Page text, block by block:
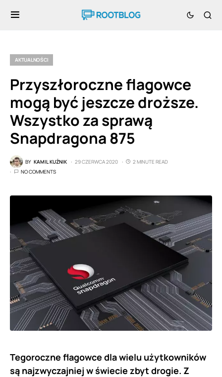
AKTUALNOŚCI
Przyszłoroczne flagowce
mogą być jeszcze droższe.
Wszystko za sprawą
Snapdragona 875
BY KAMIL KUŹNIK 29 CZERWCA 2020
2 MINUTE READ
NO COMMENTS
Tegoroczne flagowce dla wielu użytkowników
są najzwyczajniej w świecie zbyt drogie. Z